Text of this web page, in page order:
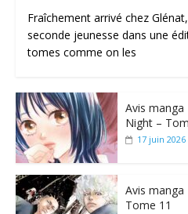
Fraîchement arrivé chez
seconde jeunesse dans une
tomes comme on les
Avis manga
Night –
17 juin 2026
Avis manga
Tome 11